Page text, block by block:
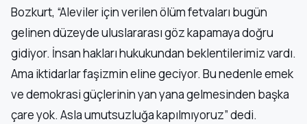
Bozkurt, “Aleviler için verilen ölüm fetvaları bugün
gelinen düzeyde uluslararası göz kapamaya doğru
gidiyor. İnsan hakları hukukundan beklentilerimiz vardı.
Ama iktidarlar faşizmin eline geciyor. Bu nedenle emek
ve demokrasi güçlerinin yan yana gelmesinden başka
çare yok. Asla umutsuzluğa kapılmıyoruz” dedi.